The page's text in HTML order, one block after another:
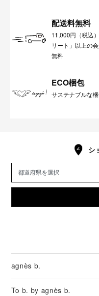
配送料無料
11,000円（税込
リート」以上の
無料
ECO梱包
サステナブルな
シ
agnès b.
To b. by agnès b.